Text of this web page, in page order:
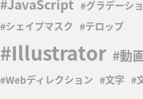
グラデーシ
シェイプマスク
テロップ
Illustrator 動
Webディレクション 文字